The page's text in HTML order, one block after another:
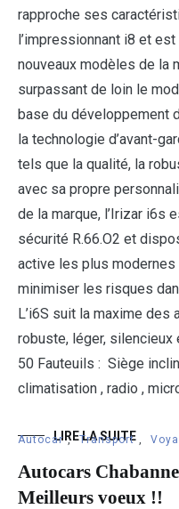
rapproche ses
l’impressionnant i8 et
nouveaux modèles de la
surpassant de loin le
base du développement
la technologie d’avant-
tels que la qualité, la
avec sa propre
de la marque, l’Irizar i6s
sécurité R.66.O2 et
active les plus
minimiser les risques
L’i6S suit la maxime des
robuste, léger,
50 Fauteuils : Siège
climatisation , radio ,
LIRE LA SUITE
Autocar , Transport
Autocars
Meilleurs voeux !!